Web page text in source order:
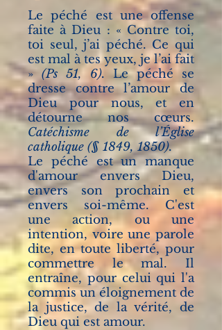
Le péché est une offense
faite à Dieu : « Contre toi,
toi seul, j’ai péché. Ce qui
est mal à tes yeux, je l’ai fait
» (Ps 51, 6).
Le péché se
dresse contre l’amour de
Dieu pour nous, et en
détourne nos cœurs.
Catéchisme de l’Église
catholique (§ 1849, 1850).
Le péché est un manque
d'amour envers Dieu,
envers son prochain et
envers soi-même. C'est
une action, ou une
intention, voire une parole
dite, en toute liberté, pour
commettre le mal. Il
entraîne, pour celui qui l'a
commis un éloignement de
la justice, de la vérité, de
Dieu qui est amour.